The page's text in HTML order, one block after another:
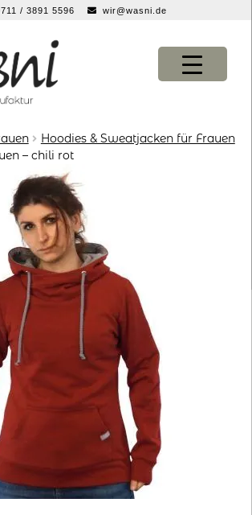
/ 3891 5596 wir@wasni.de
KONFIGURATOR
Hoodies & Sweatjacken für Frauen
– chili rot